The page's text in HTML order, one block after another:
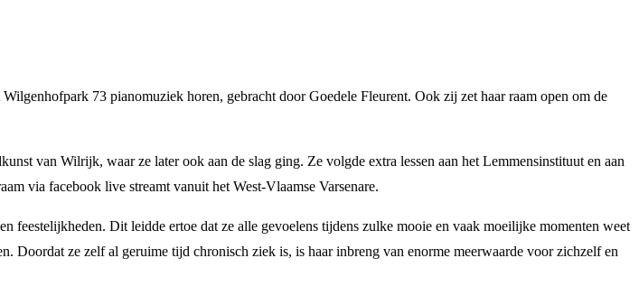
73 pianomuziek horen, gebracht door Goedele Fleurent. Ook zij zet haar raam open om de
van Wilrijk, waar ze later ook aan de slag ging. Ze volgde extra lessen aan het Lemmensinstituut en aan
via facebook live streamt vanuit het West-Vlaamse Varsenare.
feestelijkheden. Dit leidde ertoe dat ze alle gevoelens tijdens zulke mooie en vaak moeilijke momenten weet
Doordat ze zelf al geruime tijd chronisch ziek is, is haar inbreng van enorme meerwaarde voor zichzelf en